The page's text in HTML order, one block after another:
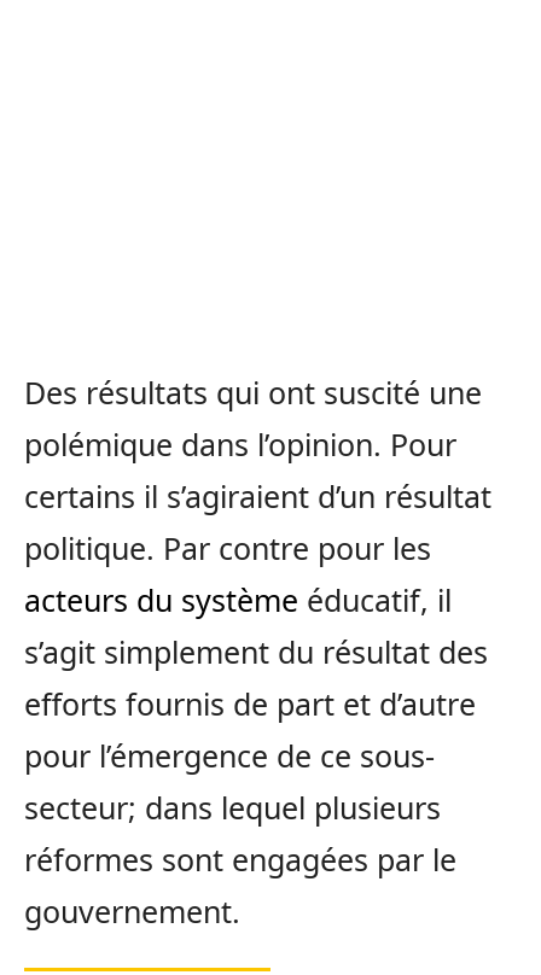
Des résultats qui ont suscité une
polémique dans l’opinion. Pour
certains il s’agiraient d’un résultat
politique. Par contre pour les
acteurs du système éducatif, il
s’agit simplement du résultat des
efforts fournis de part et d’autre
pour l’émergence de ce sous-
secteur; dans lequel plusieurs
réformes sont engagées par le
gouvernement.